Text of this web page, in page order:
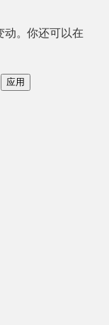
。你还可以在
应用